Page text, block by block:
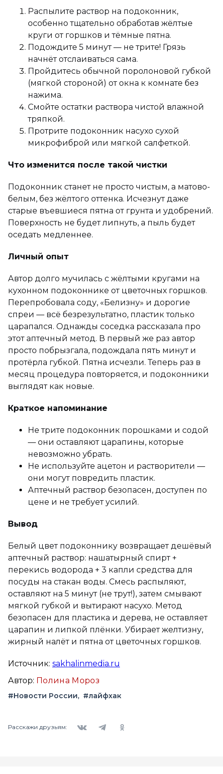
Распылите раствор на подоконник,
особенно тщательно обработав жёлтые
круги от горшков и тёмные пятна.
Подождите 5 минут — не трите! Грязь
начнёт отслаиваться сама.
Пройдитесь обычной поролоновой губкой
(мягкой стороной) от окна к комнате без
нажима.
Смойте остатки раствора чистой влажной
тряпкой.
Протрите подоконник насухо сухой
микрофиброй или мягкой салфеткой.
Что изменится после такой чистки
Подоконник станет не просто чистым, а матово-
белым, без жёлтого оттенка. Исчезнут даже
старые въевшиеся пятна от грунта и удобрений.
Поверхность не будет липнуть, а пыль будет
оседать медленнее.
Личный опыт
Автор долго мучилась с жёлтыми кругами на
кухонном подоконнике от цветочных горшков.
Перепробовала соду, «Белизну» и дорогие
спреи — всё безрезультатно, пластик только
царапался. Однажды соседка рассказала про
этот аптечный метод. В первый же раз автор
просто побрызгала, подождала пять минут и
протёрла губкой. Пятна исчезли. Теперь раз в
месяц процедура повторяется, и подоконники
выглядят как новые.
Краткое напоминание
Не трите подоконник порошками и содой
— они оставляют царапины, которые
невозможно убрать.
Не используйте ацетон и растворители —
они могут повредить пластик.
Аптечный раствор безопасен, доступен по
цене и не требует усилий.
Вывод
Белый цвет подоконнику возвращает дешёвый
аптечный раствор: нашатырный спирт +
перекись водорода + 3 капли средства для
посуды на стакан воды. Смесь распыляют,
оставляют на 5 минут (не трут!), затем смывают
мягкой губкой и вытирают насухо. Метод
безопасен для пластика и дерева, не оставляет
царапин и липкой плёнки. Убирает желтизну,
жирный налёт и пятна от цветочных горшков.
Источник: sakhalinmedia.ru
Автор: Полина Мороз
#Новости России #лайфхак
Расскажи друзьям: